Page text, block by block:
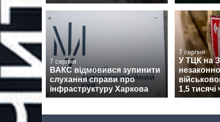
7 серпня
ВАКС відмовився зупинити
слухання справи про
інфраструктуру Харкова
7 серпня
У ТЦК на
1,5 тисячі